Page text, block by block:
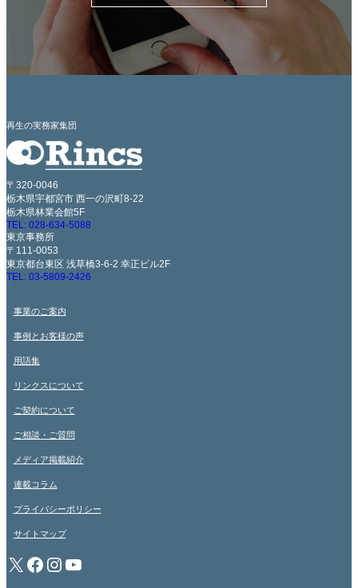
再生の実務家集団
〒320-0046
栃木県宇都宮市 西一の沢町8-22
栃木県林業会館5F
TEL: 028-634-5088
東京事務所
〒111-0053
東京都台東区 浅草橋3-6-2 幸正ビル2F
TEL: 03-5809-2426
事業のご案内
事例とお客様の声
用語集
リンクスについて
ご契約について
ご相談・ご質問
メディア掲載紹介
連載コラム
プライバシーポリシー
サイトマップ
X Facebook Instagram YouTube